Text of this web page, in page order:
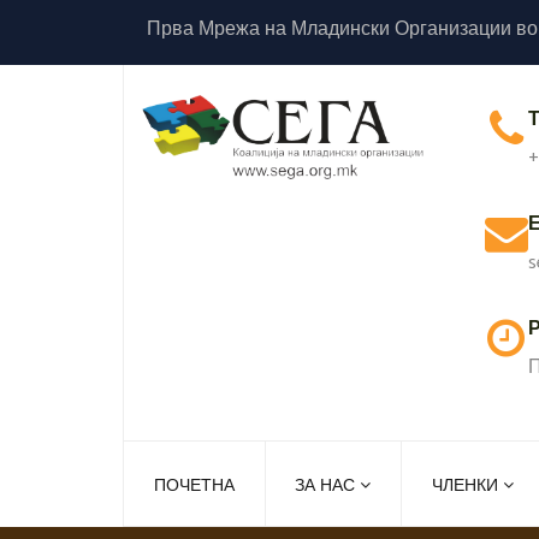
Прва Мрежа на Младински Организации
ПОЧЕТНА ЗА НАС ЧЛЕНКИ